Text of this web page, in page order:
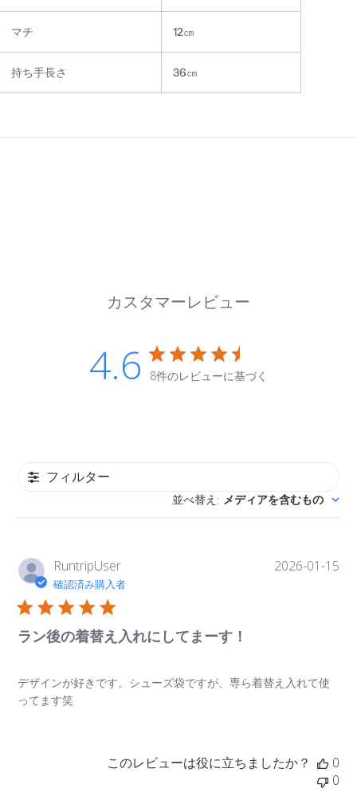
マチ 12㎝
持ち手長さ 36㎝
カスタマーレビュー
4.6 8件のレビューに基づく
フィルター
並べ替え : メディアを含むもの
RuntripUser
確認済み購入者
ラン後の着替え入れにしてまーす！
デザインが好きです。シューズ袋ですが、専ら着替え入れて使
ってます笑
公
2026-01-15
このレビューは役に立ちましたか？
0
0